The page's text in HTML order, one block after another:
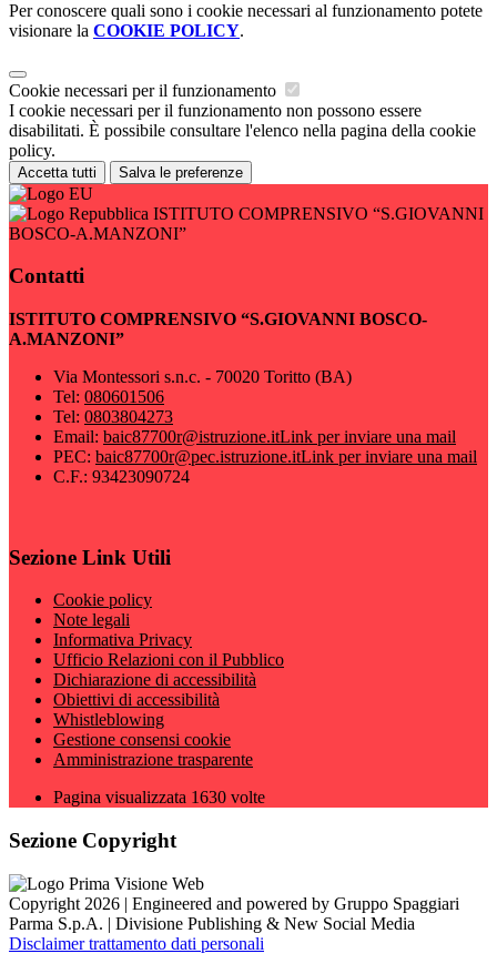
Per conoscere quali sono i cookie necessari al funzionamento potete
visionare la COOKIE POLICY.
Cookie necessari per il funzionamento
I cookie necessari per il funzionamento non possono essere
disabilitati. È possibile consultare l'elenco nella pagina della cookie
policy.
Accetta tutti Salva le preferenze
ISTITUTO COMPRENSIVO “S.GIOVANNI
BOSCO-A.MANZONI”
Contatti
ISTITUTO COMPRENSIVO “S.GIOVANNI BOSCO-
A.MANZONI”
Via Montessori s.n.c. - 70020 Toritto (BA)
Tel: 080601506
Tel: 0803804273
Email: baic87700r@istruzione.itLink per inviare una mail
PEC: baic87700r@pec.istruzione.itLink per inviare una mail
C.F.: 93423090724
Sezione Link Utili
Cookie policy
Note legali
Informativa Privacy
Ufficio Relazioni con il Pubblico
Dichiarazione di accessibilità
Obiettivi di accessibilità
Whistleblowing
Gestione consensi cookie
Amministrazione trasparente
Pagina visualizzata 1630 volte
Sezione Copyright
Copyright 2026 | Engineered and powered by Gruppo Spaggiari
Parma S.p.A. | Divisione Publishing & New Social Media
Disclaimer trattamento dati personali